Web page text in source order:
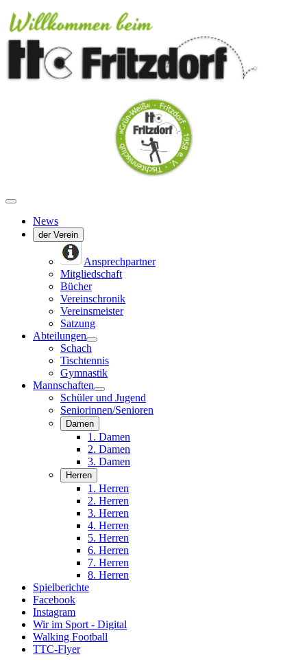
News
der Verein
Ansprechpartner
Mitgliedschaft
Bücher
Vereinschronik
Vereinsmeister
Satzung
Abteilungen
Schach
Tischtennis
Gymnastik
Mannschaften
Schüler und Jugend
Seniorinnen/Senioren
Damen
1. Damen
2. Damen
3. Damen
Herren
1. Herren
2. Herren
3. Herren
4. Herren
5. Herren
6. Herren
7. Herren
8. Herren
Spielberichte
Facebook
Instagram
Wir im Sport - Digital
Walking Football
TTC-Flyer